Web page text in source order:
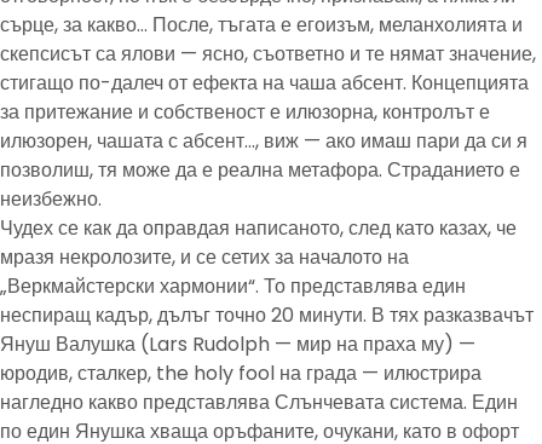
сърце, за какво… После, тъгата е егоизъм, меланхолията и
скепсисът са ялови — ясно, съответно и те нямат значение,
стигащо по-далеч от ефекта на чаша абсент. Концепцията
за притежание и собственост е илюзорна, контролът е
илюзорен, чашата с абсент…, виж — ако имаш пари да си я
позволиш, тя може да е реална метафора. Страданието е
неизбежно.
Чудех се как да оправдая написаното, след като казах, че
мразя некролозите, и се сетих за началото на
„Веркмайстерски хармонии“. То представлява един
неспиращ кадър, дълъг точно 20 минути. В тях разказвачът
Януш Валушка (Lars Rudolph — мир на праха му) —
юродив, сталкер, the holy fool на града — илюстрира
нагледно какво представлява Слънчевата система. Един
по един Янушка хваща оръфаните, очукани, като в офорт